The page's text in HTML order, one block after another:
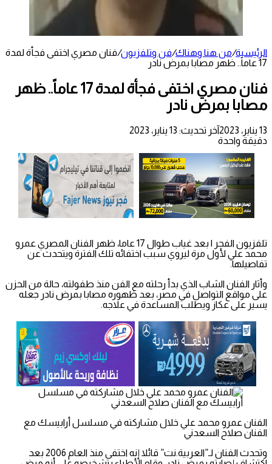
الرئيسية/من هنا وهناك/فن وتلفزيون/فنان مصري اختفى فجأة لمدة
17 عاماً.. ظهر مصابا بمرض نادر
فنان مصري اختفى فجأة لمدة 17 عاماً.. ظهر
مصابا بمرض نادر
13 يناير، 2023
آخر تحديث: 13 يناير، 2023
دقيقة واحدة
تلفزيون الفجر | بعد غياب طوال 17 عاما، ظهر الفنان المصري عمرو
محمد علي لأول مرة ليروي سبب اختفائه تلك الفترة ويتحدث عن
تفاصيلها.
وأثار الفنان الشاب الذي بدأ رحلته مع الفن منذ طفولته، حالة من الحزن
على مواقع التواصل في مصر، بعد ظهوره مصابا بمرض نادر جعله
يسير على عكاز ويطلب المساعدة في علاجه.
الفنان عمرو محمد علي خلال مشاركته في مسلسل أرابيسك مع
الفنان صلاح السعدني
وتحدث الفنان لـ”العربية.نت” قائلا إنه اختفى منذ العام 2006 بعد